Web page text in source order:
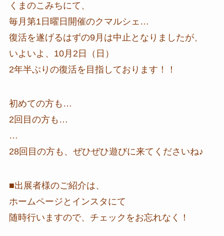
くまのこみちにて、
毎月第1日曜日開催のクマルシェ…
復活を遂げるはずの9月は中止となりましたが、
いよいよ、10月2日（日）
2年半ぶりの復活を目指しております！！
初めての方も…
2回目の方も…
…
28回目の方も、ぜひぜひ遊びに来てくださいね♪
■出展者様のご紹介は、
ホームページとインスタにて
随時行いますので、チェックをお忘れなく！